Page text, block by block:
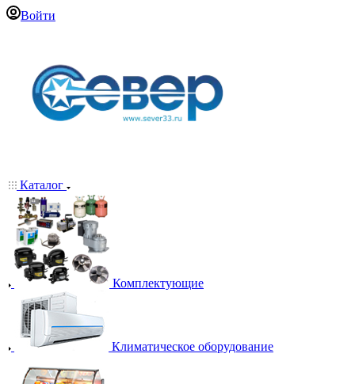
Войти
Каталог
Комплектующие
Климатическое оборудование